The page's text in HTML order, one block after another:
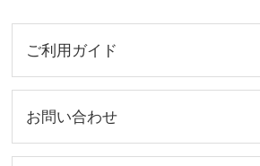
ご利用ガイド
お問い合わせ